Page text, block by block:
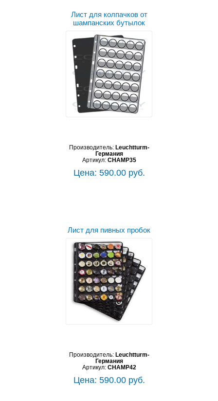
Лист для колпачков от
шампанских бутылок
Производитель: Leuchtturm-
Германия
Артикул: CHAMP35
Цена: 590.00 руб.
Лист для пивных пробок
Производитель: Leuchtturm-
Германия
Артикул: CHAMP42
Цена: 590.00 руб.